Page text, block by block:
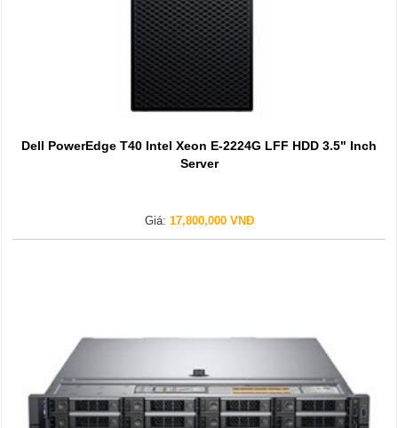
Dell PowerEdge T40 Intel Xeon E-2224G LFF HDD 3.5" Inch
Server
Giá: 17,800,000 VNĐ